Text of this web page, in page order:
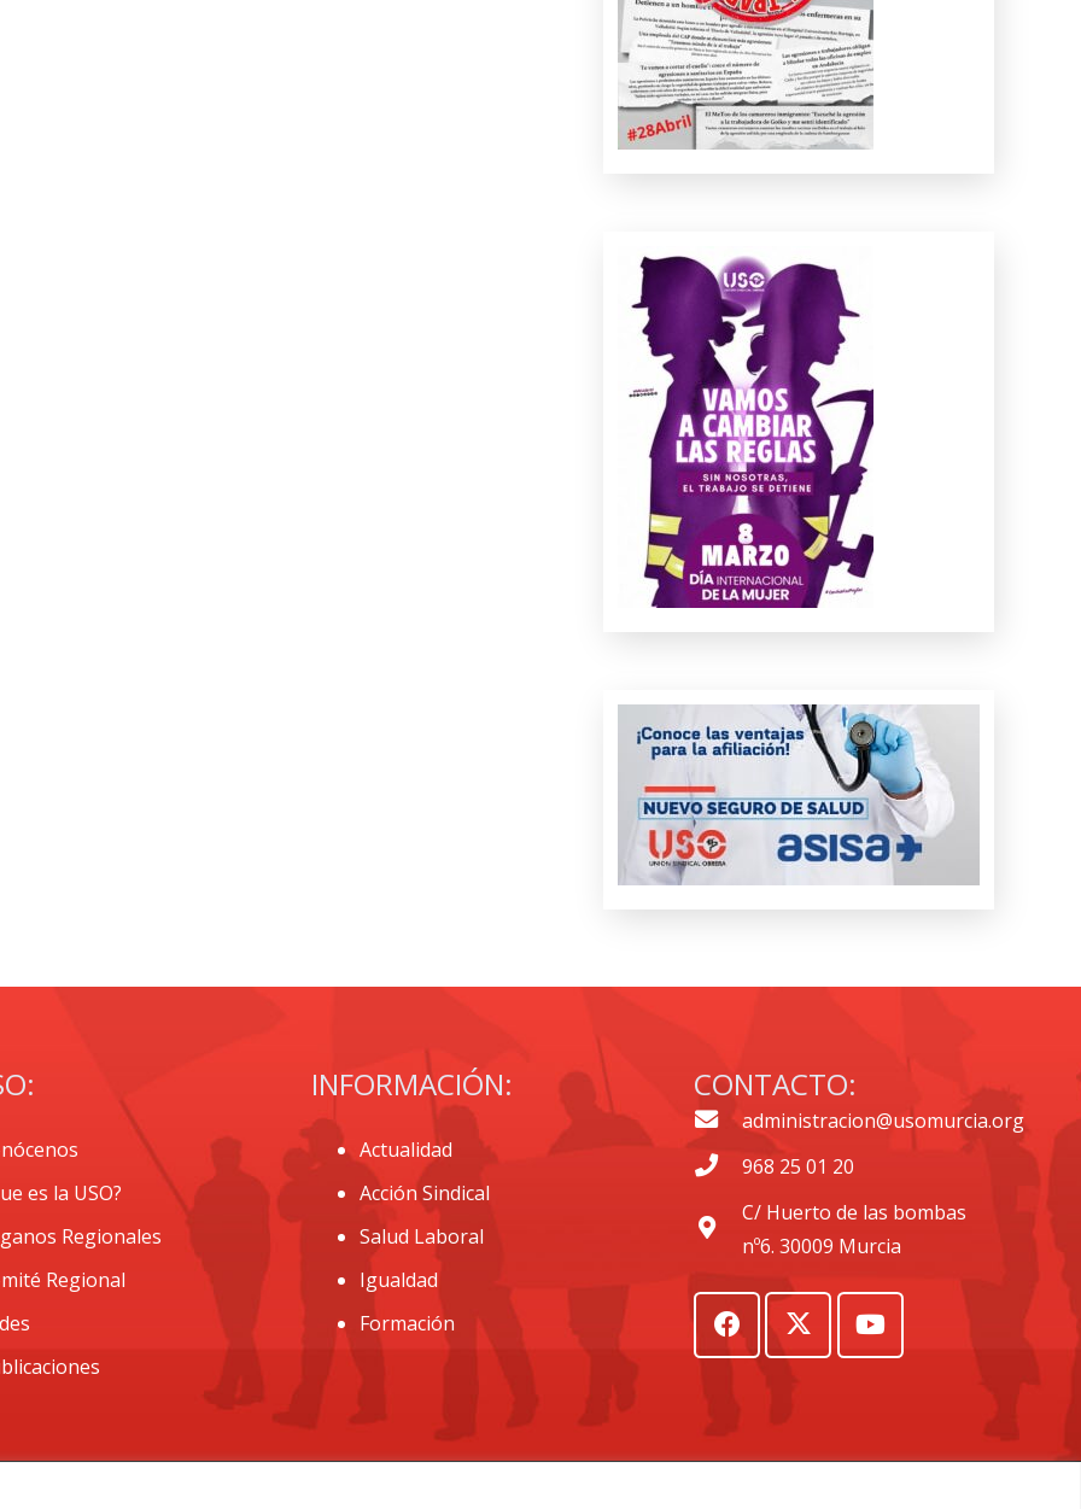
es la USO?
Regionales
Regional
INFORMACIÓN:
Actualidad
Acción Sindical
Salud Laboral
Igualdad
Formación
CONTACTO:
administracion@usomurcia.org
968 25 01 20
C/ Huerto de las bombas
nº6. 30009 Murcia